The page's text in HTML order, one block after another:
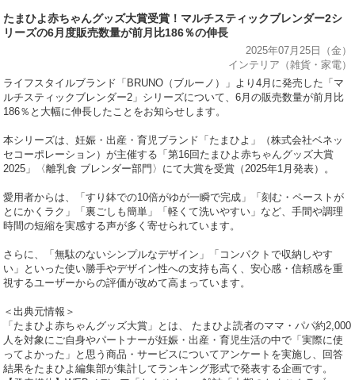
たまひよ赤ちゃんグッズ大賞受賞！マルチスティックブレンダー2シ
リーズの6月度販売数量が前月比186％の伸長
2025年07月25日（金）
インテリア（雑貨・家電）
ライフスタイルブランド「BRUNO（ブルーノ）」より4月に発売した「マ
ルチスティックブレンダー2」シリーズについて、6月の販売数量が前月比
186％と大幅に伸長したことをお知らせします。
本シリーズは、妊娠・出産・育児ブランド「たまひよ」（株式会社ベネッ
セコーポレーション）が主催する「第16回たまひよ赤ちゃんグッズ大賞
2025」〈離乳食 ブレンダー部門〉にて大賞を受賞（2025年1月発表）。
愛用者からは、「すり鉢での10倍がゆが一瞬で完成」「刻む・ペーストが
とにかくラク」「裏ごしも簡単」「軽くて洗いやすい」など、手間や調理
時間の短縮を実感する声が多く寄せられています。
さらに、「無駄のないシンプルなデザイン」「コンパクトで収納しやす
い」といった使い勝手やデザイン性への支持も高く、安心感・信頼感を重
視するユーザーからの評価が改めて高まっています。
＜出典元情報＞
「たまひよ赤ちゃんグッズ大賞」とは、 たまひよ読者のママ・パパ約2,000
人を対象にご自身やパートナーが妊娠・出産・育児生活の中で「実際に使
ってよかった」と思う商品・サービスについてアンケートを実施し、回答
結果をたまひよ編集部が集計してランキング形式で発表する企画です。